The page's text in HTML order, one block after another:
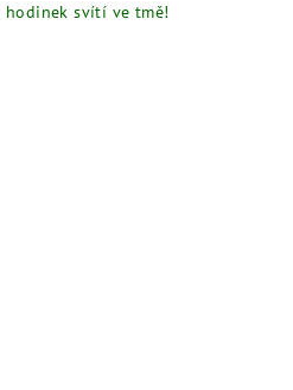
hodinek svítí ve tmě!